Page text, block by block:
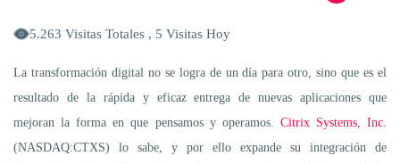
5.263 Visitas Totales , 5 Visitas Hoy
La transformación digital no se logra de un día para otro, sino que es el
resultado de la rápida y eficaz entrega de nuevas aplicaciones que
mejoran la forma en que pensamos y operamos. Citrix Systems, Inc.
(NASDAQ:CTXS) lo sabe, y por ello expande su integración de